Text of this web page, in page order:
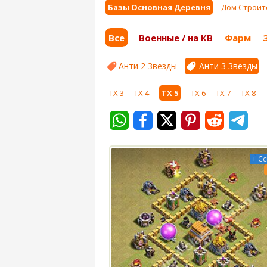
Базы Основная Деревня Дом
Все Военные / на КВ Фарм
Анти 2 Звезды Анти 3 Звезды
ТХ 3 ТХ 4 ТХ 5 ТХ 6 ТХ 7 ТХ 8
+